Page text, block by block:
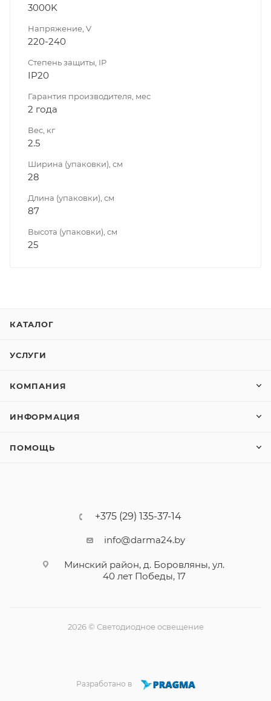
3000K
Напряжение, V
220-240
Степень защиты, IP
IP20
Гарантия производителя, мес
2 года
Вес, кг
2.5
Ширина (упаковки), см
28
Длина (упаковки), см
87
Высота (упаковки), см
25
КАТАЛОГ
УСЛУГИ
КОМПАНИЯ
ИНФОРМАЦИЯ
ПОМОЩЬ
+375 (29) 135-37-14
info@darma24.by
Минский район, д. Боровляны, ул.
40 лет Победы, 17
2026 © Светодиодное освещение
Разработано в